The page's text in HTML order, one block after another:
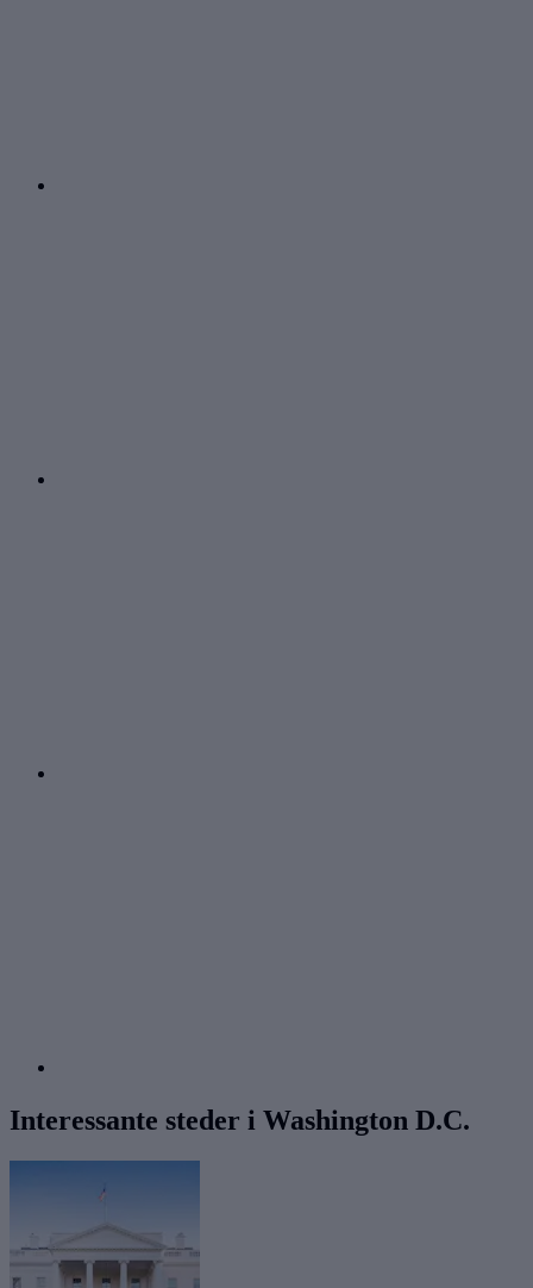
Interessante steder i Washington D.C.